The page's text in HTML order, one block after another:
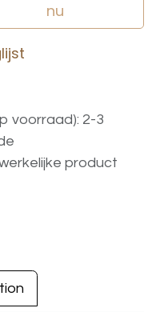
nu
voorraad): 2-3
product